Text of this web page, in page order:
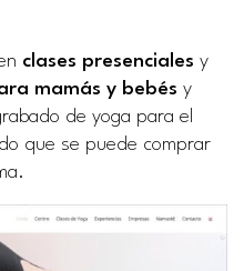
clases presenciales y
mamás y bebés y
de yoga para el
que se puede comprar